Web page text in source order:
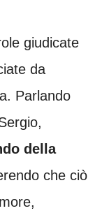
giudicate
da
Parlando
della
che ciò